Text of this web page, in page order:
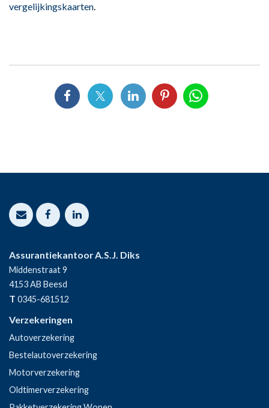
vergelijkingskaarten.
Assurantiekantoor A.S.J. Diks
Middenstraat 9
4153 AB Beesd
T 0345-681512
Verzekeringen
Autoverzekering
Bestelautoverzekering
Motorverzekering
Oldtimerverzekering